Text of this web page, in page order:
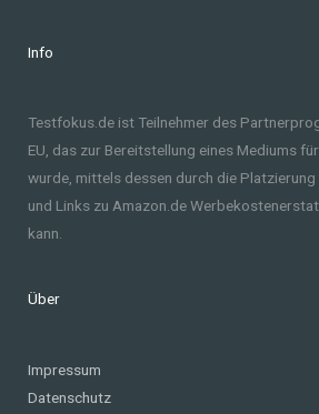
Info
Testfokus.de ist Teilnehmer des
EU, das zur Bereitstellung eines Mediums
wurde, mittels dessen durch die Platzierung
und Links zu Amazon.de
kann.
Über
Impressum
Datenschutz